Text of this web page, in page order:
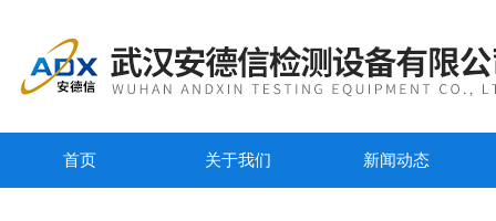
首页 关于我们 新闻动态